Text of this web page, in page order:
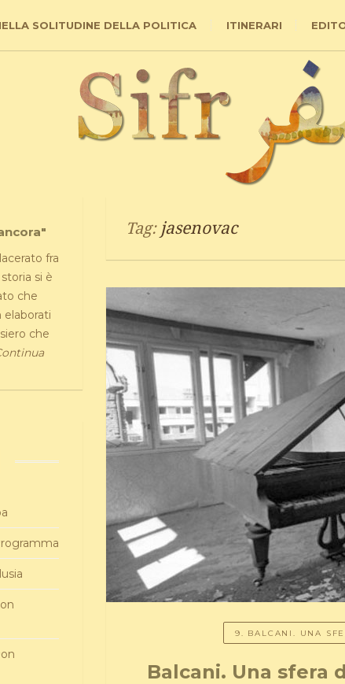
SOLITUDINE DELLA POLITICA ITINERARI
Tag: jasenovac
9. BALCANI. UNA
Balcani. Una sfera
fra
si è
che
elaborati
che